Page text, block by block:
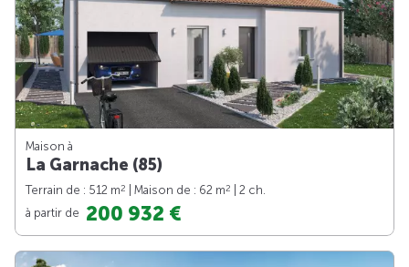
Maison à
La Garnache (85)
Terrain de : 512 m2 | Maison de : 62 m2
| 2 ch.
à partir de 200 932 €